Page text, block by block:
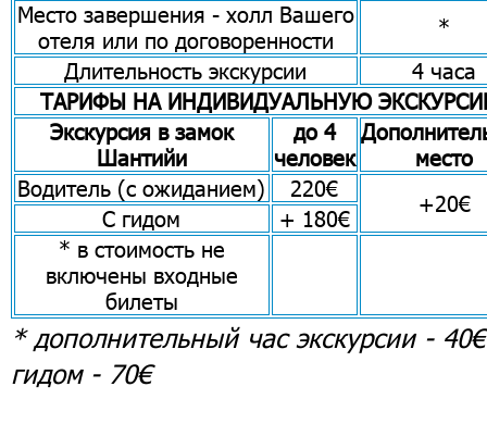
Место завершения - холл Вашего
отеля или по договоренности
*
Длительность экскурсии
4 часа
ТАРИФЫ НА ИНДИВИДУАЛЬНУЮ
Экскурсия в замок
Шантийи
до 4
человек
место
Водитель (с ожиданием)
220€
+20€
С гидом
+ 180€
* в стоимость не
включены входные
билеты
* дополнительный час экскурсии -
гидом - 70€